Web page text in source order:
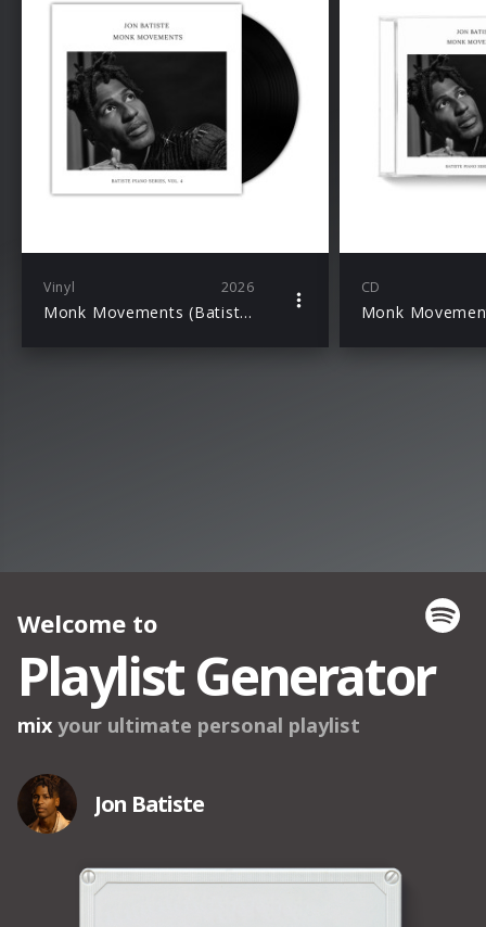
Vinyl 2026
Monk Movements (Batiste Piano Series, Vol. 4 / LP)
CD